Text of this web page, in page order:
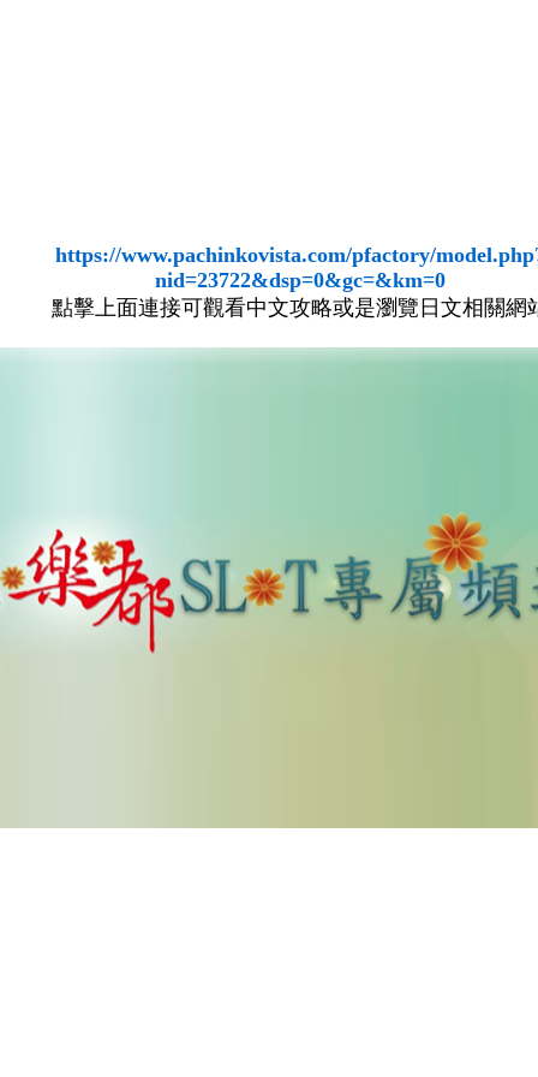
https://www.pachinkovista.com/pfactory/
nid=23722&dsp=0&gc=&km=0
點擊上面連接可觀看中文攻略或是瀏覽日文相關網